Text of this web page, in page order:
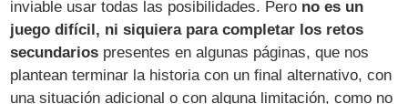
inviable usar todas las posibilidades. Pero no es un
juego difícil, ni siquiera para completar los retos
secundarios presentes en algunas páginas, que nos
plantean terminar la historia con un final alternativo, con
una situación adicional o con alguna limitación, como no